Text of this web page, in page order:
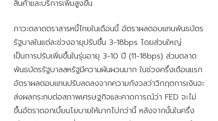
สินค้าและบริการเพิ่มสูงขึ้น
ภาวะตลาดตราสารหนี้ไทยในเดือนนี้ อัตราผลตอบแทนพันธบัตร
รัฐบาลในแต่ละช่วงอายุปรับขึ้น 3-18bps โดยส่วนใหญ่
เป็นการปรับเพิ่มขึ้นในรุ่นอายุ 3-10 ปี (11-18bps) ส่วนตลาด
พันธบัตรรัฐบาลสหรัฐมีความผันผวนมาก ในช่วงครึ่งเดือนแรก
อัตราผลตอบแทนปรับลดลงจากความกังวลว่าวิกฤตการเงินจะ
ส่งผลกระทบต่อสภาพเศรษฐกิจและคาดการณ์ว่า FED จะไม่
ขึ้นอัตราดอกเบี้ยนโยบายให้มากไปกว่านี้ หลังจากนั้นในครึ่ง